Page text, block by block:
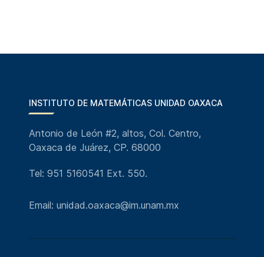
INSTITUTO DE MATEMÁTICAS UNIDAD OAXACA
Antonio de León #2, altos, Col. Centro,
Oaxaca de Juárez, CP. 68000
Tel: 951 5160541 Ext. 550.
Email: unidad.oaxaca@im.unam.mx